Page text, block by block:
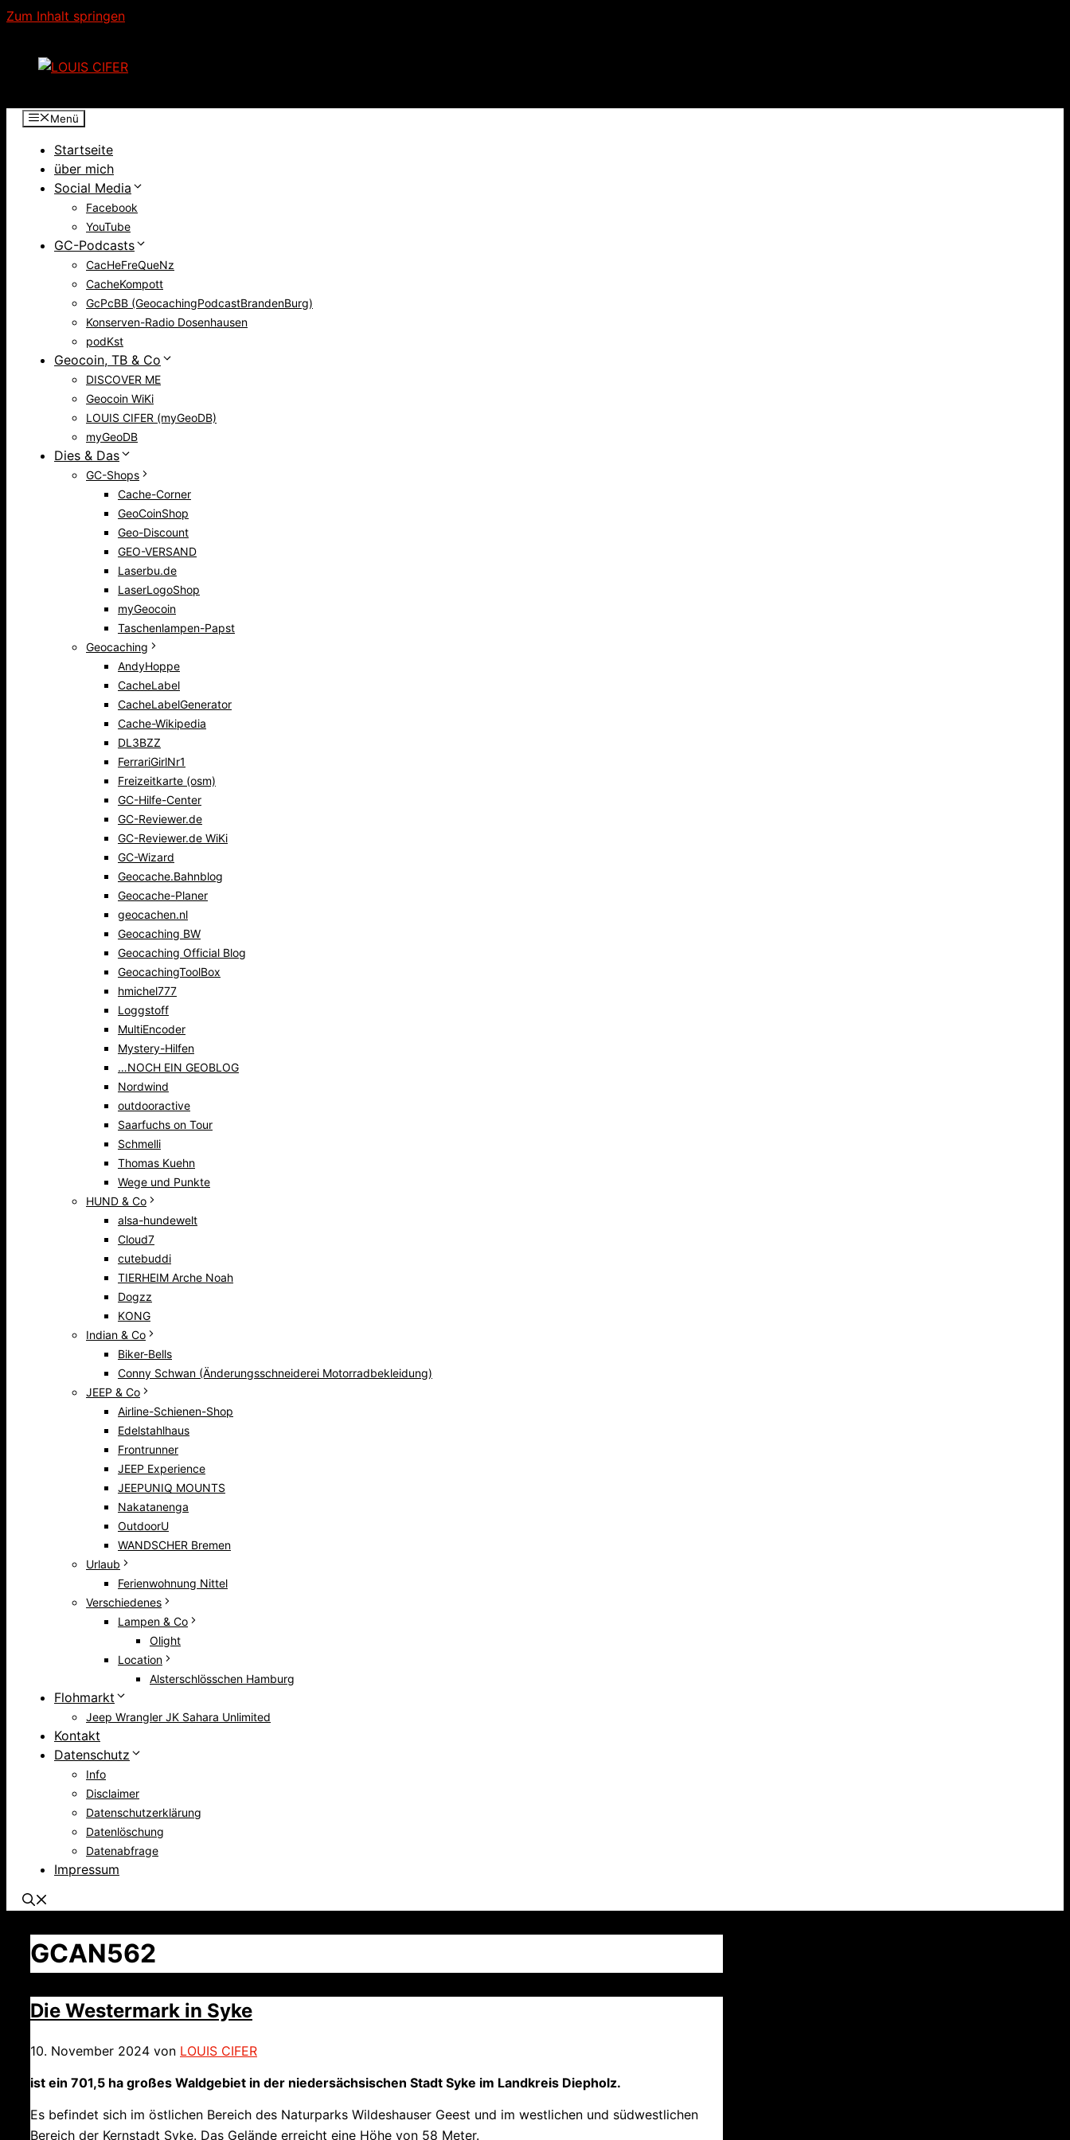
Zum Inhalt springen
Menü
Startseite
über mich
Social Media
Facebook
YouTube
GC-Podcasts
CacHeFreQueNz
CacheKompott
GcPcBB (GeocachingPodcastBrandenBurg)
Konserven-Radio Dosenhausen
podKst
Geocoin, TB & Co
DISCOVER ME
Geocoin WiKi
LOUIS CIFER (myGeoDB)
myGeoDB
Dies & Das
GC-Shops
Cache-Corner
GeoCoinShop
Geo-Discount
GEO-VERSAND
Laserbu.de
LaserLogoShop
myGeocoin
Taschenlampen-Papst
Geocaching
AndyHoppe
CacheLabel
CacheLabelGenerator
Cache-Wikipedia
DL3BZZ
FerrariGirlNr1
Freizeitkarte (osm)
GC-Hilfe-Center
GC-Reviewer.de
GC-Reviewer.de WiKi
GC-Wizard
Geocache.Bahnblog
Geocache-Planer
geocachen.nl
Geocaching BW
Geocaching Official Blog
GeocachingToolBox
hmichel777
Loggstoff
MultiEncoder
Mystery-Hilfen
…NOCH EIN GEOBLOG
Nordwind
outdooractive
Saarfuchs on Tour
Schmelli
Thomas Kuehn
Wege und Punkte
HUND & Co
alsa-hundewelt
Cloud7
cutebuddi
TIERHEIM Arche Noah
Dogzz
KONG
Indian & Co
Biker-Bells
Conny Schwan (Änderungsschneiderei Motorradbekleidung)
JEEP & Co
Airline-Schienen-Shop
Edelstahlhaus
Frontrunner
JEEP Experience
JEEPUNIQ MOUNTS
Nakatanenga
OutdoorU
WANDSCHER Bremen
Urlaub
Ferienwohnung Nittel
Verschiedenes
Lampen & Co
Olight
Location
Alsterschlösschen Hamburg
Flohmarkt
Jeep Wrangler JK Sahara Unlimited
Kontakt
Datenschutz
Info
Disclaimer
Datenschutzerklärung
Datenlöschung
Datenabfrage
Impressum
GCAN562
Die Westermark in Syke
10. November 2024 von LOUIS CIFER
ist ein 701,5 ha großes Waldgebiet in der niedersächsischen Stadt Syke im Landkreis Diepholz.
Es befindet sich im östlichen Bereich des Naturparks Wildeshauser Geest und im westlichen und südwestlichen
Bereich der Kernstadt Syke. Das Gelände erreicht eine Höhe von 58 Meter.